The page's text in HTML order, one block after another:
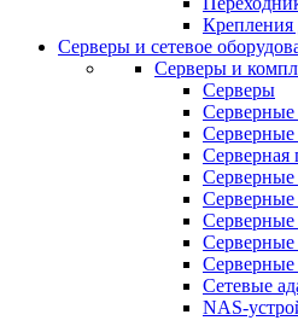
Крепления
Серверы и сетевое
Серверы и
Серверы
Серверные
Серверная
Серверные
Серверные
Сетевые
NAS-